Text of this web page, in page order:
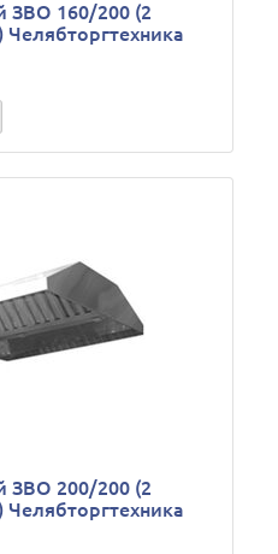
ЗВО 160/200 (2
ЗВО 200/200 (2